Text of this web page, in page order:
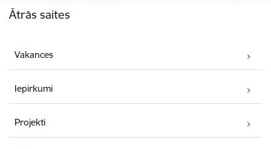
Ātrās saites
Vakances
Iepirkumi
Projekti